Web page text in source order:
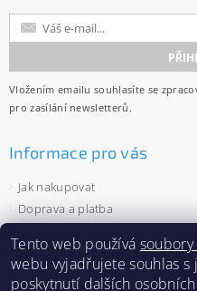
Vložením emailu souhlasíte se
pro zasílání newsletterů.
Informace pro vás
Jak nakupovat
Doprava a platba
Ochrana osobních údajů
Velkoobchod
Tento web používá
webu vyjadřujete souhlas
poskytnutí dalších